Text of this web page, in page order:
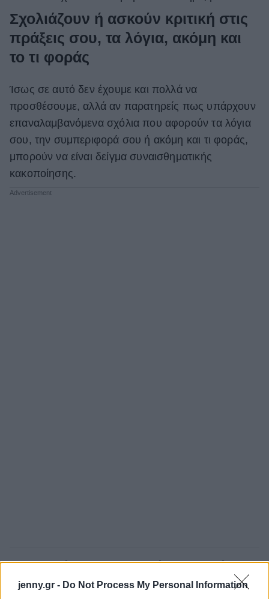
jenny.gr - Do Not Process My Personal Information
Σχολιάζουν ή ασκούν κριτική στις
πράξεις σου, τα λόγια, ακόμη και
το τι φοράς
Ίσως σε αυτό δεν έχουμε και πολλά να
προσθέσουμε, αλλά αν παρατηρείς πως υπάρχουν
επαναλαμβανόμενα σχόλια που αφορούν τα λόγια
σου, την συμπεριφορά σου ή ακόμη και τι φοράς,
μπορούν να είναι δείγμα συναισθηματικής
κακοποίησης.
Τα αστεία τους, δεν είναι αστεία